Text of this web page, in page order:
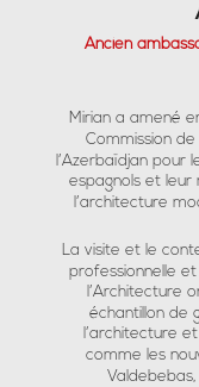
Ancien
Mirian a amené
Commission
l’Azerbaïdjan pour
espagnols et
l’architecture
La visite et le
professionnelle
l’Architecture
échantillon de
l’architecture
comme les